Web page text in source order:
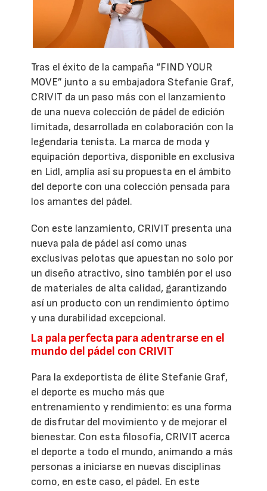
Tras el éxito de la campaña “FIND YOUR
MOVE” junto a su embajadora Stefanie Graf,
CRIVIT da un paso más con el lanzamiento
de una nueva colección de pádel de edición
limitada, desarrollada en colaboración con la
legendaria tenista. La marca de moda y
equipación deportiva, disponible en exclusiva
en Lidl, amplía así su propuesta en el ámbito
del deporte con una colección pensada para
los amantes del pádel.
Con este lanzamiento, CRIVIT presenta una
nueva pala de pádel así como unas
exclusivas pelotas que apuestan no solo por
un diseño atractivo, sino también por el uso
de materiales de alta calidad, garantizando
así un producto con un rendimiento óptimo
y una durabilidad excepcional.
La pala perfecta para adentrarse en el
mundo del pádel con CRIVIT
Para la exdeportista de élite Stefanie Graf,
el deporte es mucho más que
entrenamiento y rendimiento: es una forma
de disfrutar del movimiento y de mejorar el
bienestar. Con esta filosofía, CRIVIT acerca
el deporte a todo el mundo, animando a más
personas a iniciarse en nuevas disciplinas
como, en este caso, el pádel. En este